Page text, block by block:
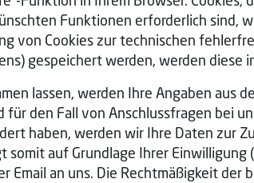
Funktionen erforderlich sind,
von Cookies zur technischen
gespeichert werden, werden
lassen, werden Ihre Angaben
den Fall von Anschlussfragen bei
haben, werden wir Ihre Daten zur
auf Grundlage Ihrer Einwilligung
an uns. Die Rechtmäßigkeit